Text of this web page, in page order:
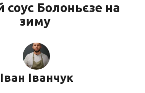
Болоньєзе на
зиму
Іван Іванчук